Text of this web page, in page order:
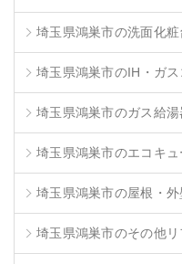
埼玉県鴻巣市の洗面化
埼玉県鴻巣市のIH・ガ
埼玉県鴻巣市のガス給
埼玉県鴻巣市のエコキ
埼玉県鴻巣市の屋根・
埼玉県鴻巣市のその他リ